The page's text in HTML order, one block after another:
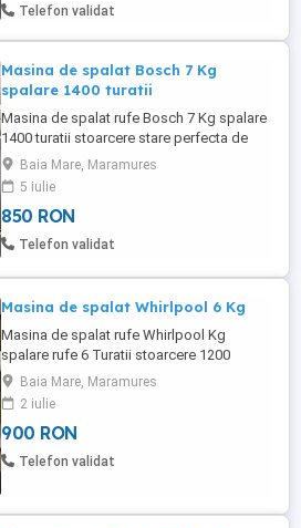
Telefon validat
Masina de spalat Bosch 7 Kg
spalare 1400 turatii
Masina de spalat rufe Bosch 7 Kg spalare
1400 turatii stoarcere stare perfecta de
functionare se ofera a garantie și
transport Baia Mare
Baia Mare, Maramures
5 iulie
850 RON
Telefon validat
Masina de spalat Whirlpool 6 Kg
Masina de spalat rufe Whirlpool Kg
spalare rufe 6 Turatii stoarcere 1200
Program scurt de spălare 30 Stare foarte
bună de funcționare Se ofera garantie și
transport la cerere Baia Mare
Baia Mare, Maramures
2 iulie
900 RON
Telefon validat